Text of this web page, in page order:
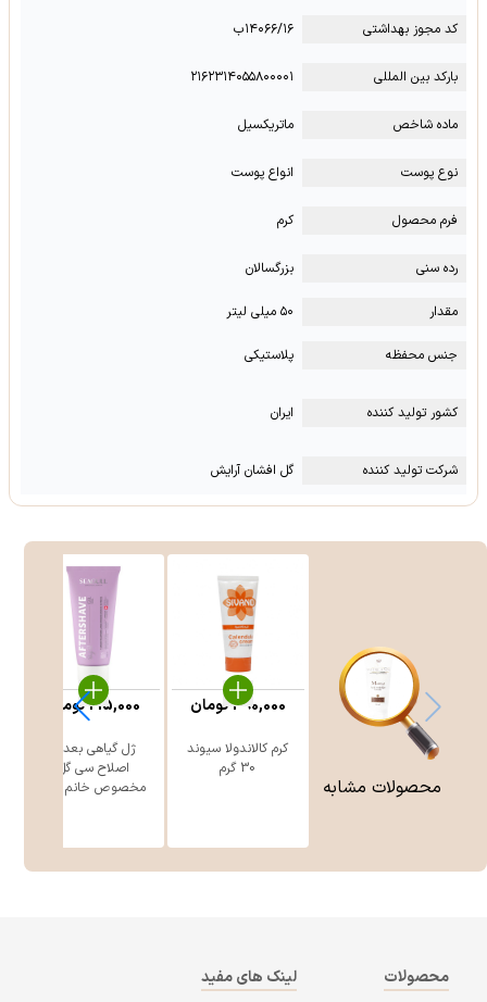
کد مجوز بهداشتی ۱۴۰۶۶/۱۶ب
بارکد بین المللی ۲۱۶۲۳۱۴۰۵۵۸۰۰۰۰۱
ماده شاخص ماتریکسیل
نوع پوست انواع پوست
فرم محصول کرم
رده سنی بزرگسالان
مقدار ۵۰ میلی لیتر
جنس محفظه پلاستیکی
کشور تولید کننده ایران
شرکت تولید کننده گل افشان آرایش
محصولات مشابه
کرم کالاندولا سیوند
30 گرم
390,000تومان
ژل گیاهی بعد از
اصلاح سی گل
مخصوص خانم ه ...
215,000تومان
محصولات لینک های مفید